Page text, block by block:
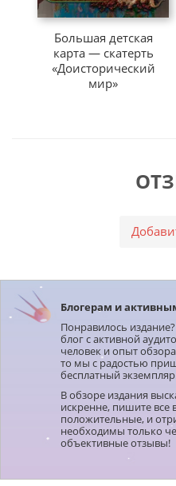
Большая детская
карта — скатерть
«Доисторический
мир»
Блогерам и
Понравилось издание?
блог с активной
человек и опыт
то мы с радостью
бесплатный
В обзоре издания
искренне, пишите все
положительные, и
необходимы только
объективные отзывы!